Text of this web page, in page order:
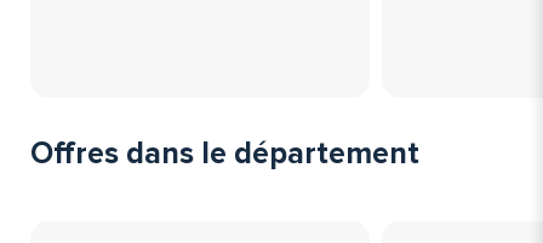
Offres dans le département